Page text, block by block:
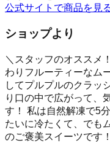
公式サイトで商品を見
ショップより
＼スタッフのオススメ
わりフルーティーなム
してプルプルのクラッ
り口の中で広がって、
す！ 私は自然解凍で5
たいに冷たくて、でも
のご褒美スイーツです！